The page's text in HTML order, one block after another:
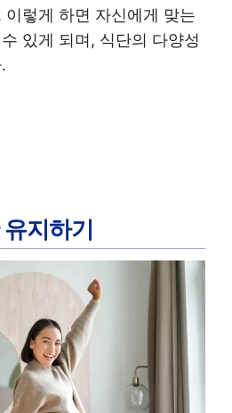
렇게 하면 자신에게 맞는
있게 되며, 식단의 다양성
지하기